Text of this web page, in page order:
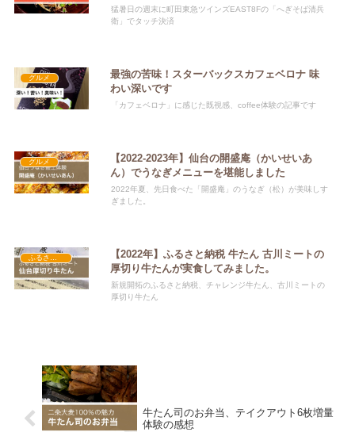
猛暑日の週末に町田東急ツインズEAST8Fの「へぎそば清兵
衛」でタッチ決済
グルメ
最強の苦味！スターバックスカフェベロナ 味
わい深いです
「カフェベロナ」に感じた既視感、coffee体験の記事です
グルメ
【2022-2023年】仙台の開盛庵（かいせいあ
ん）でうなぎメニューを堪能しました
2022年夏、先日食べた「開盛庵」のうなぎ（松）が美味しす
ぎました。
ふるさと納税
【2022年】ふるさと納税 牛たん 古川ミートの
厚切り牛たんが実食してみました。
新規開拓のふるさと納税、チャレンジ牛たん、古川ミートの
厚切り牛たん
牛たん司のお弁当、テイクアウト6枚増量
体験の感想